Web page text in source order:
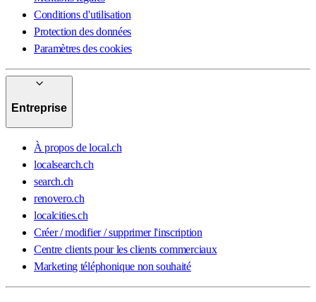
Conditions d'utilisation
Protection des données
Paramètres des cookies
Entreprise
À propos de local.ch
localsearch.ch
search.ch
renovero.ch
localcities.ch
Créer / modifier / supprimer l'inscription
Centre clients pour les clients commerciaux
Marketing téléphonique non souhaité